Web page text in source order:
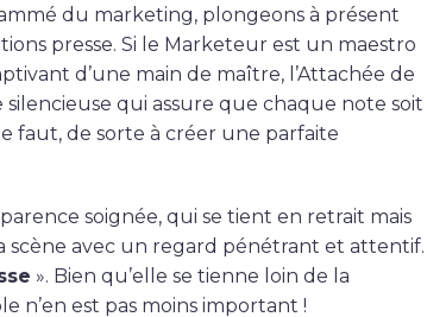
du marketing, plongeons à présent
presse. Si le Marketeur est un maestro
d’une main de maître, l’Attachée de
silencieuse qui assure que chaque note soit
faut, de sorte à créer une parfaite
soignée, qui se tient en retrait mais
scène avec un regard pénétrant et attentif.
». Bien qu’elle se tienne loin de la
n’en est pas moins important !